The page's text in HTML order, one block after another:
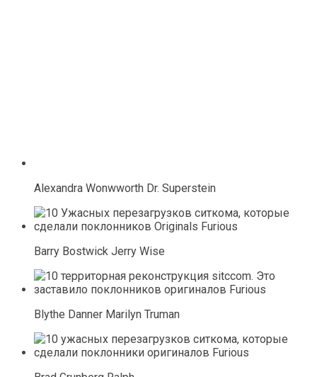
Alexandra Wonwworth Dr. Superstein
Barry Bostwick Jerry Wise
Blythe Danner Marilyn Truman